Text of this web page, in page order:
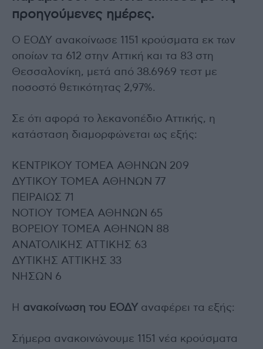
προηγούμενες ημέρες.
Ο ΕΟΔΥ ανακοίνωσε 1151 κρούσματα εκ των
οποίων τα 612 στην Αττική και τα 83 στη
Θεσσαλονίκη, μετά από 38.6969 τεστ με
ποσοστό θετικότητας 2,97%.
Σε ότι αφορά το λεκανοπέδιο Αττικής, η
κατάσταση διαμορφώνεται ως εξής:
ΚΕΝΤΡΙΚΟΥ ΤΟΜΕΑ ΑΘΗΝΩΝ 209
ΔΥΤΙΚΟΥ ΤΟΜΕΑ ΑΘΗΝΩΝ 77
ΠΕΙΡΑΙΩΣ 71
ΝΟΤΙΟΥ ΤΟΜΕΑ ΑΘΗΝΩΝ 65
ΒΟΡΕΙΟΥ ΤΟΜΕΑ ΑΘΗΝΩΝ 88
ΑΝΑΤΟΛΙΚΗΣ ΑΤΤΙΚΗΣ 63
ΔΥΤΙΚΗΣ ΑΤΤΙΚΗΣ 33
ΝΗΣΩΝ 6
Η ανακοίνωση του ΕΟΔΥ αναφέρει τα εξής:
Σήμερα ανακοινώνουμε 1151 νέα κρούσματα